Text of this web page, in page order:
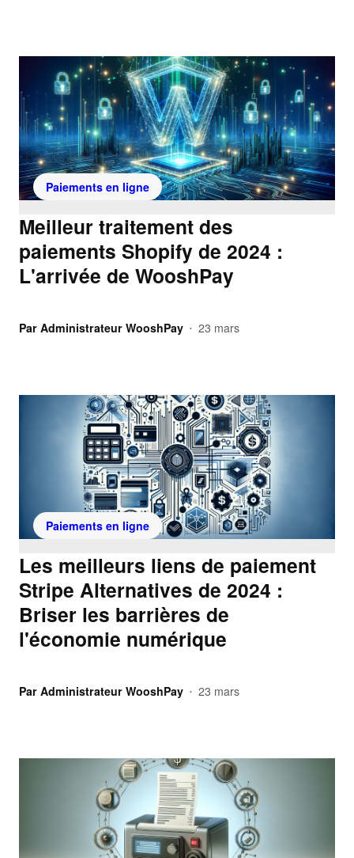
Paiements en ligne
Meilleur traitement des
paiements Shopify de 2024 :
L'arrivée de WooshPay
Par Administrateur WooshPay • 23 mars
Paiements en ligne
Les meilleurs liens de paiement
Stripe Alternatives de 2024 :
Briser les barrières de
l'économie numérique
Par Administrateur WooshPay • 23 mars